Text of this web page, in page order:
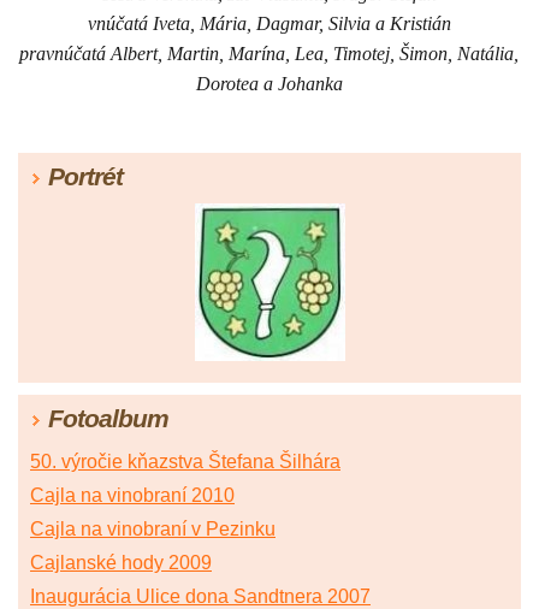
vnúčatá Iveta, Mária, Dagmar, Silvia a Kristián
pravnúčatá Albert, Martin, Marína, Lea, Timotej, Šimon, Natália,
Dorotea a Johanka
Portrét
Fotoalbum
50. výročie kňazstva Štefana Šilhára
Cajla na vinobraní 2010
Cajla na vinobraní v Pezinku
Cajlanské hody 2009
Inaugurácia Ulice dona Sandtnera 2007